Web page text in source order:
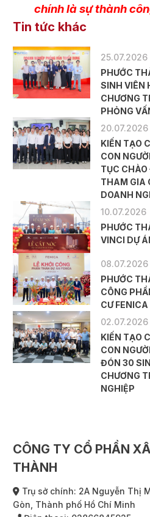
chính là sự thành
Tin tức khác
25.07.2026
PHƯỚC
SINH VIÊN
CHƯƠNG
PHỎNG
20.07.2026
KIẾN TẠO
CON
TỤC
THAM GIA
DOANH
10.07.2026
PHƯỚC
VINCI DỰ
08.07.2026
PHƯỚC
CÔNG
CƯ FENICA
02.07.2026
KIẾN TẠO
CON
ĐÓN 30
CHƯƠNG
NGHIỆP
CÔNG TY CỔ PHẦN
THÀNH
Trụ sở chính: 2A Nguyễn Thị
Gòn, Thành phố Hồ Chí Minh